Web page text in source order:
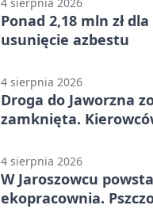
Ponad 2,18 mln zł
usunięcie azbestu
4 sierpnia 2026
Droga do Jaworzna
zamknięta.
4 sierpnia 2026
W Jaroszowcu
ekopracownia.